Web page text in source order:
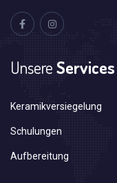
UnsereServices
Keramikversiegelung
Schulungen
Aufbereitung